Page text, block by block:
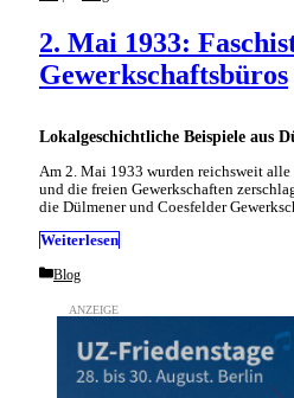
Lokalgeschichtliche Beispiele aus
2. Mai 1933:
Gewerkschaftsbüros
Am 2. Mai 1933 wurden reichsweit
und die freien Gewerkschaften
die Dülmener und Coesfelder
Weiterlesen
Categories
Blog